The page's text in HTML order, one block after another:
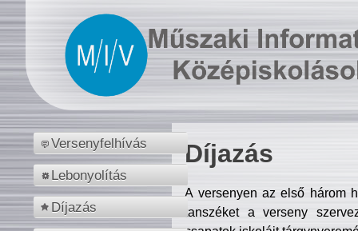
Versenyfelhívás
Lebonyolítás
Díjazás
Díjazás
A versenyen az első három
tanszéket a verseny